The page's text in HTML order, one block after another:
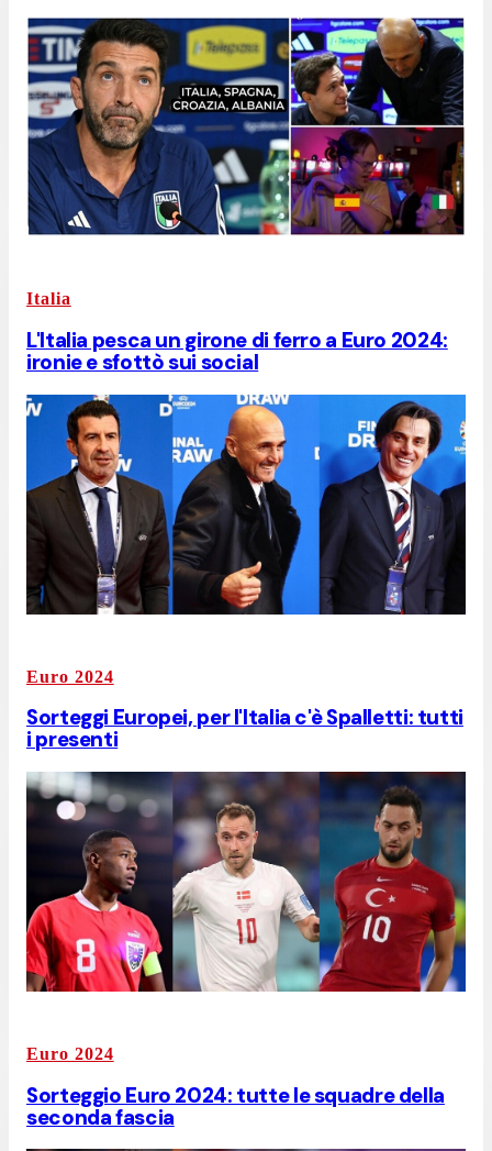
Italia
L'Italia pesca un girone di ferro a Euro 2024:
ironie e sfottò sui social
Euro 2024
Sorteggi Europei, per l'Italia c'è Spalletti: tutti
i presenti
Euro 2024
Sorteggio Euro 2024: tutte le squadre della
seconda fascia